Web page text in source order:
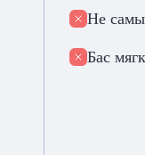
Не
Бас